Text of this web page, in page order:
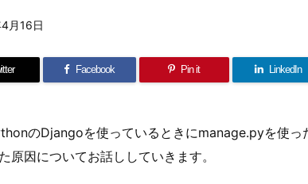
月16日
Facebook Pin it LinkedIn
のDjangoを使っているときにmanage.pyを使っ
原因についてお話ししていきます。